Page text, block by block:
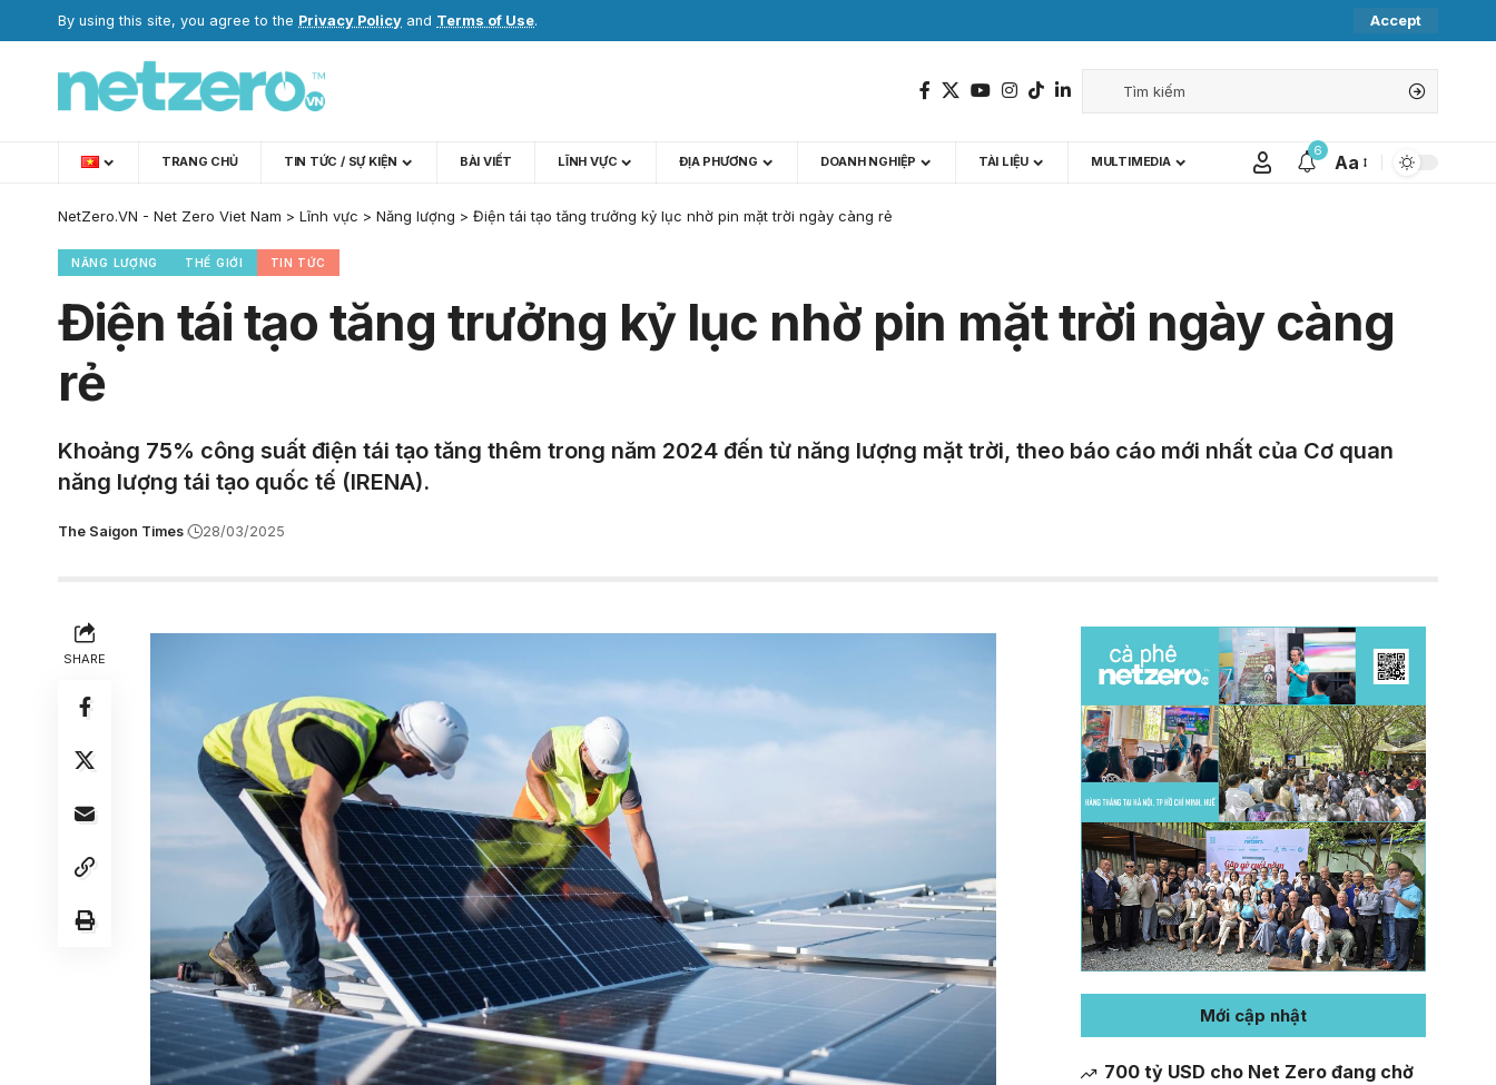
By using this site, you agree to the Privacy Policy and Terms of Use. Accept
TRANG CHỦ TIN TỨC / SỰ KIỆN BÀI VIẾT LĨNH VỰC ĐỊA PHƯƠNG DOANH NGHIỆP TÀI LIỆU MULTIMEDIA
6
Aa
NetZero.VN - Net Zero Viet Nam > Lĩnh vực > Năng lượng > Điện tái tạo tăng trưởng kỷ lục nhờ pin mặt trời ngày càng rẻ
NĂNG LƯỢNG THẾ GIỚI TIN TỨC
Điện tái tạo tăng trưởng kỷ lục nhờ pin mặt trời ngày càng
rẻ
Khoảng 75% công suất điện tái tạo tăng thêm trong năm 2024 đến từ năng lượng mặt trời, theo báo cáo mới nhất của Cơ quan
năng lượng tái tạo quốc tế (IRENA).
The Saigon Times 28/03/2025
SHARE
Mới cập nhật
700 tỷ USD cho Net Zero đang chờ